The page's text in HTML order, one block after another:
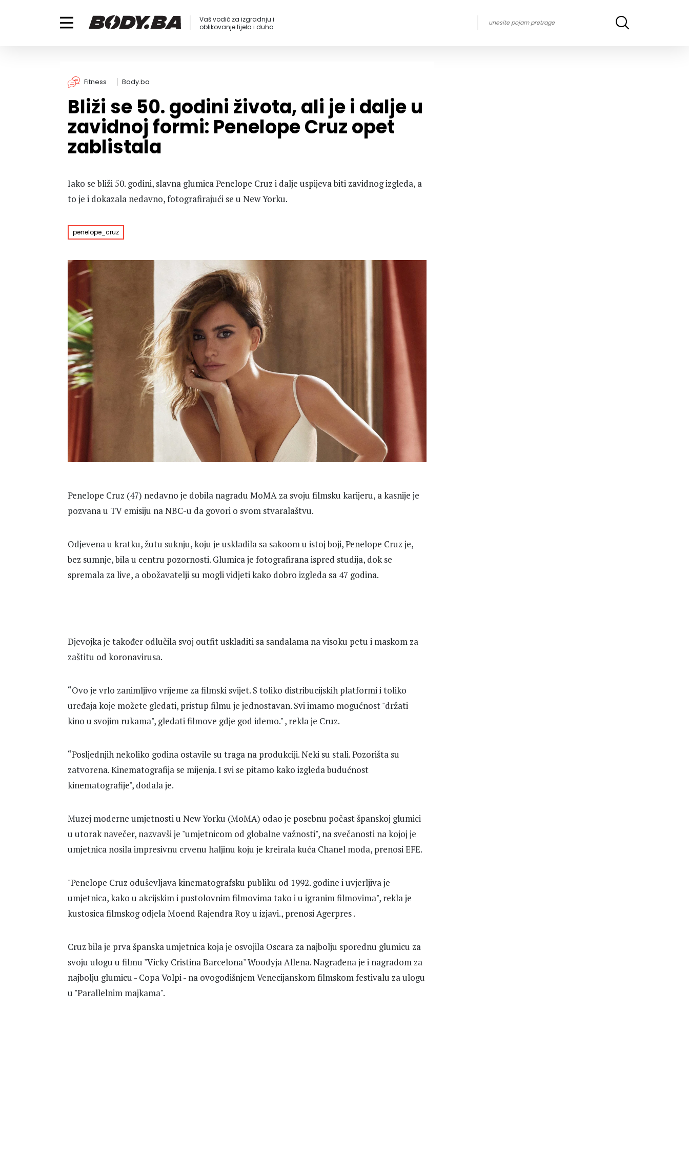
Vaš vodič za izgradnju i
oblikovanje tijela i duha
Fitness Body.ba
Bliži se 50. godini života, ali je i dalje u
zavidnoj formi: Penelope Cruz opet
zablistala
Iako se bliži 50. godini, slavna glumica Penelope Cruz i dalje uspijeva biti zavidnog izgleda, a
to je i dokazala nedavno, fotografirajući se u New Yorku.
penelope_cruz
Penelope Cruz (47) nedavno je dobila nagradu MoMA za svoju filmsku karijeru, a kasnije je
pozvana u TV emisiju na NBC-u da govori o svom stvaralaštvu.
Odjevena u kratku, žutu suknju, koju je uskladila sa sakoom u istoj boji, Penelope Cruz je,
bez sumnje, bila u centru pozornosti. Glumica je fotografirana ispred studija, dok se
spremala za live, a obožavatelji su mogli vidjeti kako dobro izgleda sa 47 godina.
Djevojka je također odlučila svoj outfit uskladiti sa sandalama na visoku petu i maskom za
zaštitu od koronavirusa.
“Ovo je vrlo zanimljivo vrijeme za filmski svijet. S toliko distribucijskih platformi i toliko
uređaja koje možete gledati, pristup filmu je jednostavan. Svi imamo mogućnost "držati
kino u svojim rukama", gledati filmove gdje god idemo." , rekla je Cruz.
“Posljednjih nekoliko godina ostavile su traga na produkciji. Neki su stali. Pozorišta su
zatvorena. Kinematografija se mijenja. I svi se pitamo kako izgleda budućnost
kinematografije", dodala je.
Muzej moderne umjetnosti u New Yorku (MoMA) odao je posebnu počast španskoj glumici
u utorak navečer, nazvavši je "umjetnicom od globalne važnosti", na svečanosti na kojoj je
umjetnica nosila impresivnu crvenu haljinu koju je kreirala kuća Chanel moda, prenosi EFE.
"Penelope Cruz oduševljava kinematografsku publiku od 1992. godine i uvjerljiva je
umjetnica, kako u akcijskim i pustolovnim filmovima tako i u igranim filmovima", rekla je
kustosica filmskog odjela Moend Rajendra Roy u izjavi., prenosi Agerpres .
Cruz bila je prva španska umjetnica koja je osvojila Oscara za najbolju sporednu glumicu za
svoju ulogu u filmu "Vicky Cristina Barcelona" Woodyja Allena. Nagrađena je i nagradom za
najbolju glumicu - Copa Volpi - na ovogodišnjem Venecijanskom filmskom festivalu za ulogu
u "Parallelnim majkama".